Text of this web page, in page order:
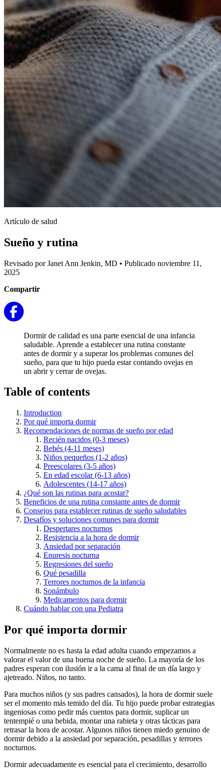
Artículo de salud
Sueño y rutina
Revisado por Janet Ann Jenkin, MD • Publicado noviembre 11,
2025
Compartir
Dormir de calidad es una parte esencial de una infancia
saludable. Aprende a establecer una rutina constante
antes de dormir y a superar los problemas comunes del
sueño, para que tu hijo pueda estar contando ovejas en
un abrir y cerrar de ovejas.
Table of contents
Introduction
Por qué importa dormir
Recomendaciones de normas de sueño por edad
Recién nacidos (0-3 meses)
Bebés (4-11 meses)
Niños pequeños (1-2 años)
Preescolares (3-5 años)
En edad escolar (6-13 años)
Adolescentes (14-17 años)
¿Qué son las rutinas para acostar?
Beneficios de una rutina constante antes de dormir
Consejos para establecer rutinas de sueño saludables
Desafíos y soluciones comunes para dormir
Despertares nocturnos
Resistencia a la hora de dormir
Ansiedad por separación
Enuresis nocturna
Regresiones del sueño
Qué pesadilla
Terrores nocturnos de la infancia
Sonámbulo
Medicamentos para dormir
Cuándo hablar con una Pediatra
Por qué importa dormir
Normalmente no es hasta la edad adulta cuando empezamos a
valorar el valor de una buena noche de sueño. La mayoría de los
padres esperan con ilusión ir a la cama al final de un día largo y
ajetreado. Niños, no tanto.
Para muchos niños (y sus padres cansados), la hora de dormir suele
ser el momento más temido del día. Tu hijo puede probar estrategias
ingeniosas como pedir más cuentos para dormir, suplicar un
tentempié o una bebida, montar una rabieta y otras tácticas para
retrasar la hora de acostar. Algunos niños tienen miedo genuino de
dormir debido a la ansiedad por separación, pesadillas y terrores
nocturnos.
Dormir adecuadamente es esencial para el crecimiento, desarrollo